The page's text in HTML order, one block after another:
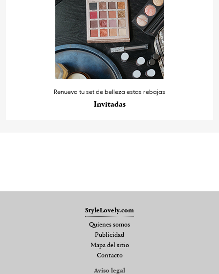
Renueva tu set de belleza estas rebajas
Invitadas
StyleLovely.com
Quienes somos
Publicidad
Mapa del sitio
Contacto
Aviso legal